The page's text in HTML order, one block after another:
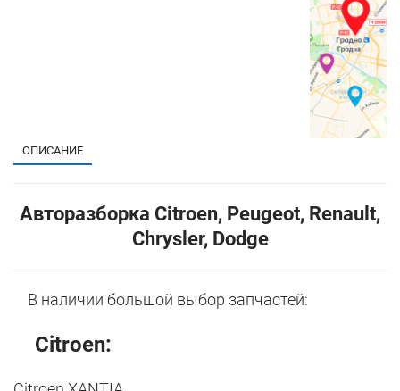
ОПИСАНИЕ
Авторазборка Citroen, Peugeot, Renault,
Chrysler, Dodge
В наличии большой выбор запчастей:
Citroen: